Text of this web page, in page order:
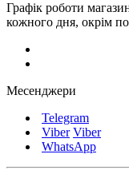
Графік роботи
кожного дня, окрім
Месенджери
Telegram
Viber Viber
WhatsApp